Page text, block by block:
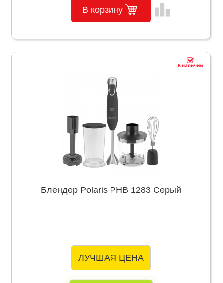
В корзину leaderboard
Блендер Polaris PHB 1283 Серый
ЛУЧШАЯ ЦЕНА